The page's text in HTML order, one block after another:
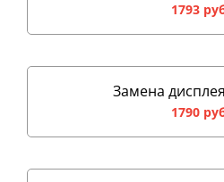
1793
Замена
1790